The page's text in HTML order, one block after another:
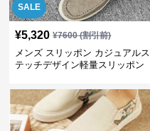
SALE
¥5,320 ¥7600(割引前)
メンズ スリッポン カジュアルス
テッチデザイン軽量スリッポン